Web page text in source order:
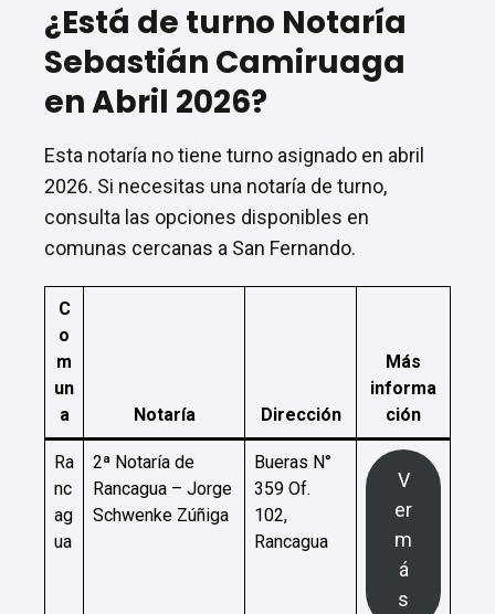
¿Está de turno Notaría
Sebastián Camiruaga
en Abril 2026?
Esta notaría no tiene turno asignado en abril
2026. Si necesitas una notaría de turno,
consulta las opciones disponibles en
comunas cercanas a San Fernando.
C
o
m
un
a
Notaría Dirección
Más
informa
ción
Ra
nc
ag
ua
2ª Notaría de
Rancagua – Jorge
Schwenke Zúñiga
Bueras N°
359 Of.
102,
Rancagua
V
er
m
á
s